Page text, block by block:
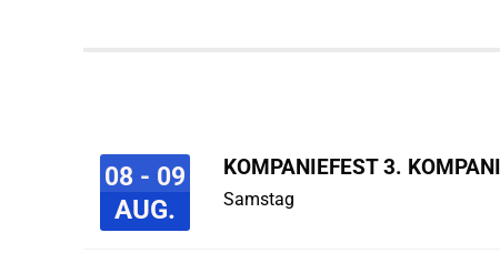
08 - 09
AUG.
KOMPANIEFEST 3.
Samstag